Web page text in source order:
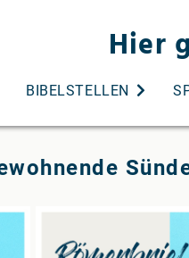
Hier
BIBELSTELLEN